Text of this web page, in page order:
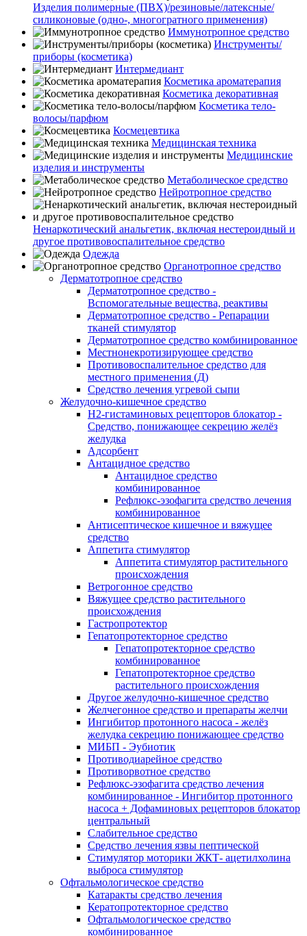
Изделия полимерные (ПВХ)/резиновые/латексные/
силиконовые (одно-, многогратного применения)
Иммунотропное средство
Инструменты/
приборы (косметика)
Интермедиант
Косметика ароматерапия
Косметика декоративная
Косметика тело-
волосы/парфюм
Космецевтика
Медицинская техника
Медицинские
изделия и инструменты
Метаболическое средство
Нейротропное средство
Ненаркотический анальгетик, включая нестероидный и
другое противовоспалительное средство
Одежда
Органотропное средство
Дерматотропное средство
Дерматотропное средство -
Вспомогательные вещества, реактивы
Дерматотропное средство - Репарации
тканей стимулятор
Дерматотропное средство комбинированное
Местнонекротизирующее средство
Противовоспалительное средство для
местного применения (Д)
Средство лечения угревой сыпи
Желудочно-кишечное средство
H2-гистаминовых рецепторов блокатор -
Средство, понижающее секрецию желёз
желудка
Адсорбент
Антацидное средство
Антацидное средство
комбинированное
Рефлюкс-эзофагита средство лечения
комбинированное
Антисептическое кишечное и вяжущее
средство
Аппетита стимулятор
Аппетита стимулятор растительного
происхождения
Ветрогонное средство
Вяжущее средство растительного
происхождения
Гастропротектор
Гепатопротекторное средство
Гепатопротекторное средство
комбинированное
Гепатопротекторное средство
растительного происхождения
Другое желудочно-кишечное средство
Желчегонное средство и препараты желчи
Ингибитор протонного насоса - желёз
желудка секрецию понижающее средство
МИБП - Эубиотик
Противодиарейное средство
Противорвотное средство
Рефлюкс-эзофагита средство лечения
комбинированное - Ингибитор протонного
насоса + Дофаминовых рецепторов блокатор
центральный
Слабительное средство
Средство лечения язвы пептической
Стимулятор моторики ЖКТ- ацетилхолина
выброса стимулятор
Офтальмологическое средство
Катаракты средство лечения
Кератопротекторное средство
Офтальмологическое средство
комбинированное